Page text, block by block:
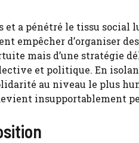
et a pénétré le tissu social
empêcher d’organiser
mais d’une stratégie
et politique. En
au niveau le plus
insupportablement